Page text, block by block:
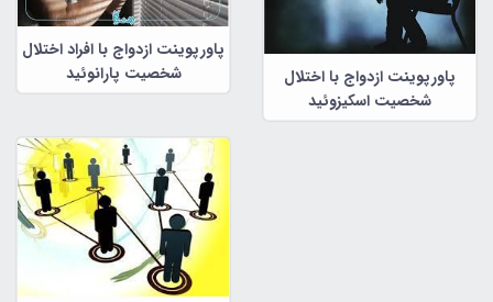
پاورپوینت ازدواج با اختلال
شخصیت اسکیزوئید
پاورپوینت ازدواج با افراد اختلال
شخصیت پارانوئید